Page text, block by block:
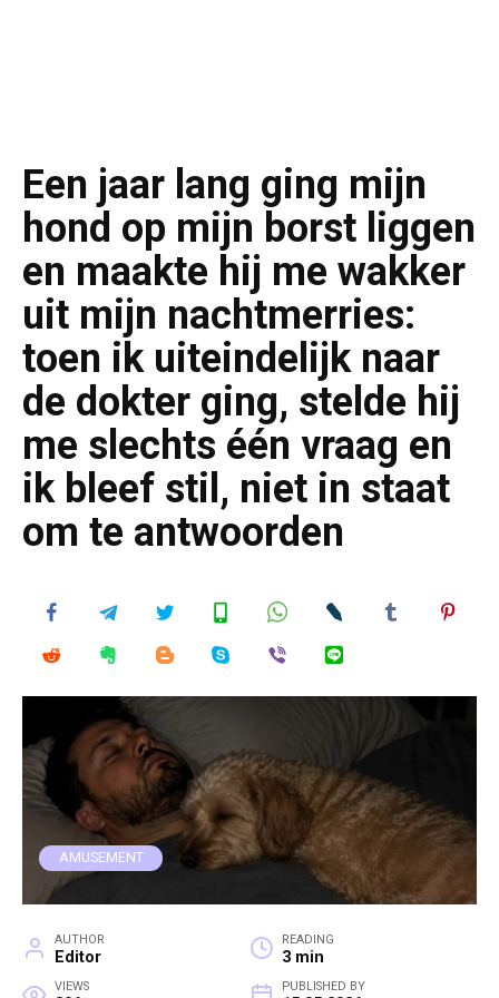
Een jaar lang ging mijn
hond op mijn borst liggen
en maakte hij me wakker
uit mijn nachtmerries:
toen ik uiteindelijk naar
de dokter ging, stelde hij
me slechts één vraag en
ik bleef stil, niet in staat
om te antwoorden
AMUSEMENT
AUTHOR
Editor
READING
3 min
VIEWS PUBLISHED BY